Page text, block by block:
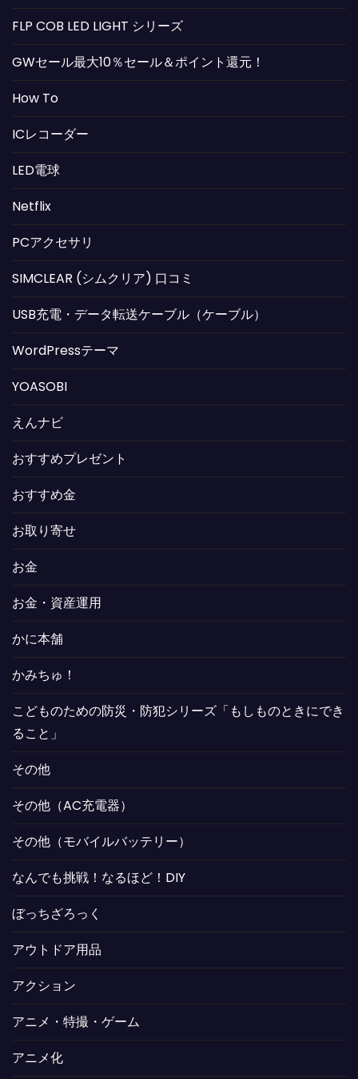
FLP COB LED LIGHT シリーズ
GWセール最大10％セール＆ポイント還元！
How To
ICレコーダー
LED電球
Netflix
PCアクセサリ
SIMCLEAR (シムクリア) 口コミ
USB充電・データ転送ケーブル（ケーブル）
WordPressテーマ
YOASOBI
えんナビ
おすすめプレゼント
おすすめ金
お取り寄せ
お金
お金・資産運用
かに本舗
かみちゅ！
こどものための防災・防犯シリーズ「もしものときにでき
ること」
その他
その他（AC充電器）
その他（モバイルバッテリー）
なんでも挑戦！なるほど！DIY
ぼっちざろっく
アウトドア用品
アクション
アニメ・特撮・ゲーム
アニメ化